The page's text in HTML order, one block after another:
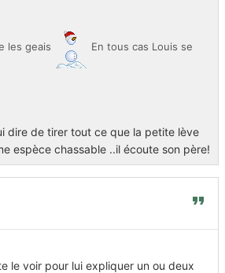
les geais En tous cas Louis se
dire de tirer tout ce que la petite lève
espèce chassable ..il écoute son père!
le voir pour lui expliquer un ou deux